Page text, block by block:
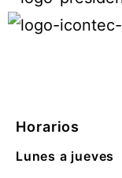
Horarios
Lunes a jueves